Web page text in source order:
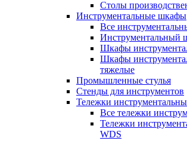
Столы
Инструментальные шкафы
Все
Инструментальный
Шкафы
Шкафы
тяжелые
Промышленные стулья
Стенды для инструментов
Тележки
Все тележки
Тележки
WDS